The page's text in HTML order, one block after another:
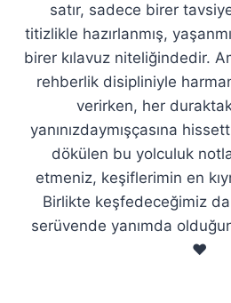
satır, sadece birer
titizlikle hazırlanmış,
birer kılavuz niteliğindedir.
rehberlik disipliniyle
verirken, her
yanınızdaymışçasına
dökülen bu yolculuk
etmeniz, keşiflerimin en
Birlikte keşfedeceğimiz
serüvende yanımda
❤️